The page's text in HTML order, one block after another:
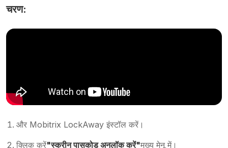
चरण:
और Mobitrix LockAway इंस्टॉल करें।
क्लिक करें"स्क्रीन पासकोड अनलॉक करें"मुख्य मेनू में।